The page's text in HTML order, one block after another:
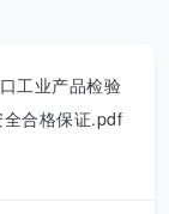
工业产品检验
合格保证.pdf